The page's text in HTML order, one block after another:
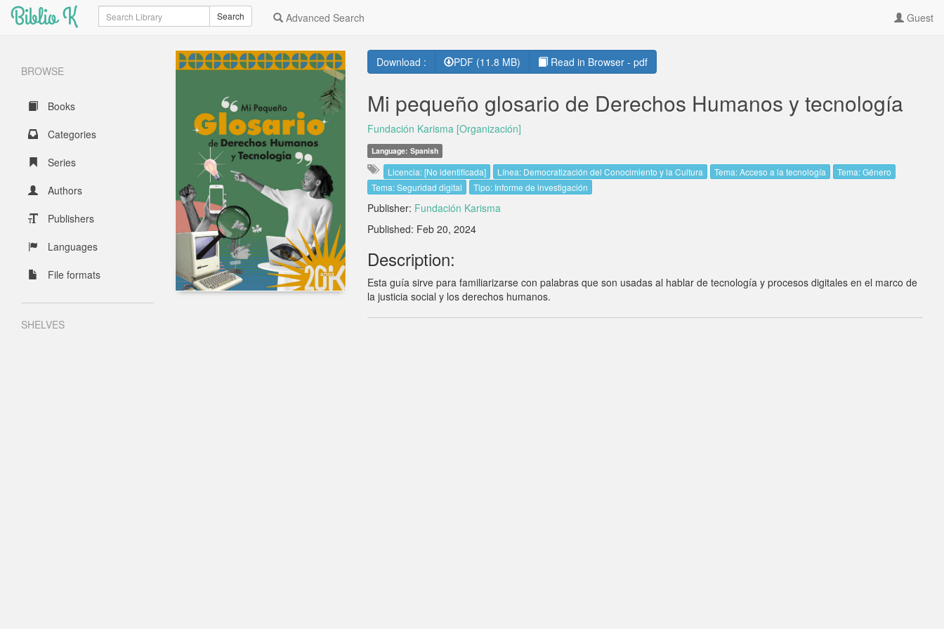
Biblio K Search Search Advanced Search Guest
BROWSE
Books
Categories
Series
Authors
Publishers
Languages
File formats
SHELVES
Download : PDF (11.8 MB) Read in Browser - pdf
Mi pequeño glosario de Derechos Humanos y tecnología
Fundación Karisma [Organización]
Language: Spanish
Licencia: [No identificada] Línea: Democratización del Conocimiento y la Cultura Tema: Acceso a la tecnología
Tema: Género
Tema: Seguridad digital
Tipo: Informe de investigación
Publisher: Fundación Karisma
Published: Feb 20, 2024
Description:
Esta guía sirve para familiarizarse con palabras que son usadas al hablar de tecnología y procesos digitales en el marco de
la justicia social y los derechos humanos.